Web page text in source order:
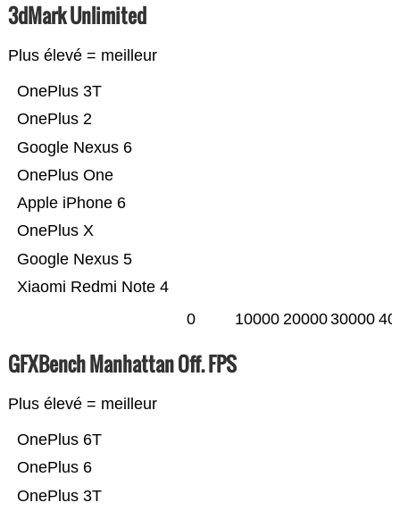
3dMark Unlimited
Plus élevé = meilleur
Xiaomi Redmi Note 4
Google Nexus 5
OnePlus X
Apple iPhone 6
OnePlus One
Google Nexus 6
OnePlus 2
OnePlus 3T
0 10000 2000030000
GFXBench Manhattan Off. FPS
Plus élevé = meilleur
OnePlus 3T
OnePlus 6
OnePlus 6T